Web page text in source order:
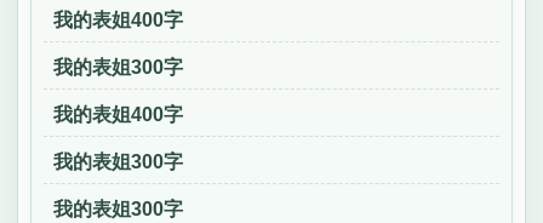
我的表姐400字
我的表姐300字
我的表姐400字
我的表姐300字
我的表姐300字